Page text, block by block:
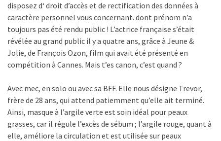
disposez d‘ droit d’accès et de rectification des données à
caractère personnel vous concernant. dont prénom n’a
toujours pas été rendu public ! L’actrice française s’était
révélée au grand public il y a quatre ans, grâce à Jeune &
Jolie, de François Ozon, film qui avait été présenté en
compétition à Cannes. Mais t’es canon, c’est quand ?
Avec mec, en solo ou avec sa BFF. Elle nous désigne Trevor,
frère de 28 ans, qui attend patiemment qu’elle ait terminé.
Ainsi, masque à l’argile verte est soin idéal pour peaux
grasses, car il régule l’excès de sébum ; l’argile rouge, quant à
elle, améliore la circulation et est utilisée sur peaux